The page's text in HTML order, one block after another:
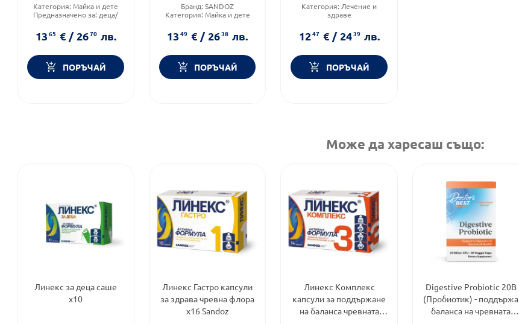
Категория: Майка и дете
Предназначено за: деца/
Форма на продукта:
1365 € / 2670 лв.
ПОРЪЧАЙ
Бранд:SANDOZ
Категория: Майка и дете
1349 € / 2638 лв.
ПОРЪЧАЙ
Категория: Лечение и
здраве
Форма на продукта:
1247 € / 2439 лв.
ПОРЪЧАЙ
Може да харесаш също:
Линекс за деца саше
х10
Линекс Гастро капсули
за здрава чревна флора
х16 Sandoz
Линекс Комплекс
капсули за поддържане
на баланса чревната
Digestive Probiotic 20В
(Пробиотик) - поддържа
баланса на чревната